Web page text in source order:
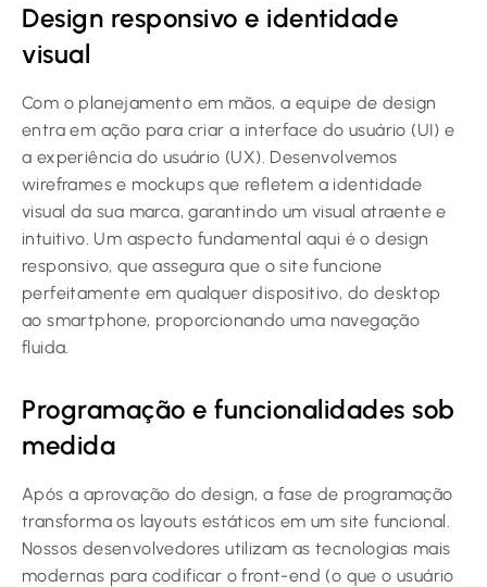
Design responsivo e identidade
visual
Com o planejamento em mãos, a equipe de design
entra em ação para criar a interface do usuário (UI) e
a experiência do usuário (UX). Desenvolvemos
wireframes e mockups que refletem a identidade
visual da sua marca, garantindo um visual atraente e
intuitivo. Um aspecto fundamental aqui é o design
responsivo, que assegura que o site funcione
perfeitamente em qualquer dispositivo, do desktop
ao smartphone, proporcionando uma navegação
fluida.
Programação e funcionalidades sob
medida
Após a aprovação do design, a fase de programação
transforma os layouts estáticos em um site funcional.
Nossos desenvolvedores utilizam as tecnologias mais
modernas para codificar o front-end (o que o usuário